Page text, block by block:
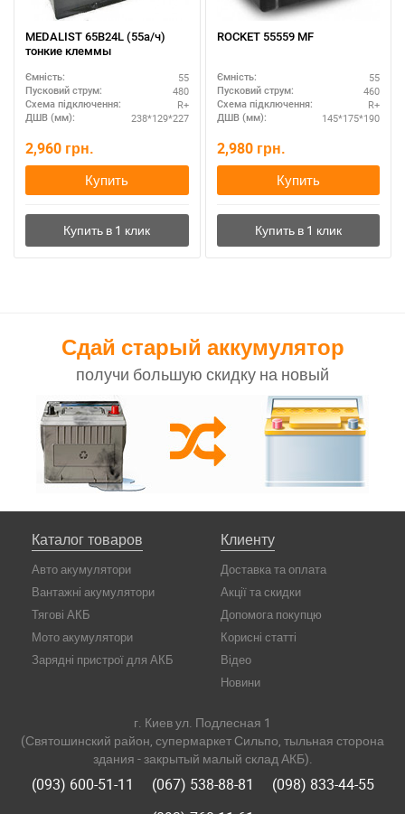
MEDALIST 65B24L (55а/ч)
тонкие клеммы
Ємність: 55
Пусковий струм: 480
Схема підключення: R+
ДШВ (мм): 238*129*227
2,960 грн.
Купить
ROCKET 55559 MF
Ємність: 55
Пусковий струм: 460
Схема підключення: R+
ДШВ (мм): 145*175*190
2,980 грн.
Купить
Сдай старый аккумулятор
получи большую скидку на новый
Каталог товаров
Авто акумулятори
Вантажні акумулятори
Тягові АКБ
Мото акумулятори
Зарядні пристрої для АКБ
Клиенту
Доставка та оплата
Акції та скидки
Допомога покупцю
Корисні статті
Відео
Новини
г. Киев ул. Подлесная 1
(Святошинский район, супермаркет Сильпо, тыльная сторона
здания - закрытый малый склад АКБ).
(093) 600-51-11 (067) 538-88-81
(098) 833-44-55